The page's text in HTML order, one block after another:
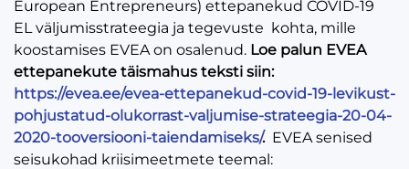
European Entrepreneurs) ettepanekud COVID-19
EL väljumisstrateegia ja tegevuste kohta, mille
koostamises EVEA on osalenud. Loe palun EVEA
ettepanekute täismahus teksti siin:
https://evea.ee/evea-ettepanekud-covid-19-levikust-
pohjustatud-olukorrast-valjumise-strateegia-20-04-
2020-tooversiooni-taiendamiseks/. EVEA senised
seisukohad kriisimeetmete teemal: